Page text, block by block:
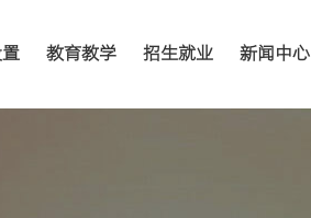
教育教学 招生就业 新闻中心